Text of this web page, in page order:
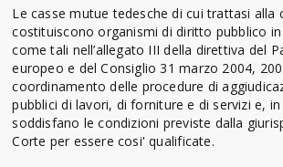
Le casse mutue tedesche di cui trattasi alla
costituiscono organismi di diritto pubblico
come tali nell’allegato III della direttiva del
europeo e del Consiglio 31 marzo 2004,
coordinamento delle procedure di
pubblici di lavori, di forniture e di servizi e,
soddisfano le condizioni previste dalla
Corte per essere cosi' qualificate.